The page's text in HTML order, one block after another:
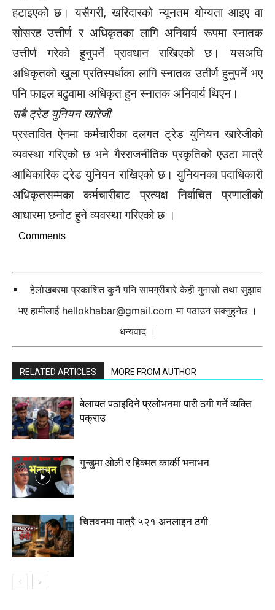
हटाइएको छ। यसैगरी, खरिदारको न्यूनतम योग्यता आइए वा
सोसरह उत्तीर्ण र अधिकृतका लागि अनिवार्य रूपमा स्नातक
उत्तीर्ण गरेको हुनुपर्ने प्रावधान राखिएको छ। यसअघि
अधिकृतको खुला प्रतिस्पर्धाका लागि स्नातक उतीर्ण हुनुपर्ने भए
पनि फाइल बढुवामा अधिकृत हुन स्नातक अनिवार्य थिएन।
सबै ट्रेड युनियन खारेजी
प्रस्तावित ऐनमा कर्मचारीका दलगत ट्रेड युनियन खारेजीको
व्यवस्था गरिएको छ भने गैरराजनीतिक प्रकृतिको एउटा मात्रै
आधिकारिक ट्रेड युनियन राखिएको छ। युनियनका पदाधिकारी
अधिकृतसम्मका कर्मचारीबाट प्रत्यक्ष निर्वाचित प्रणालीको
आधारमा छनोट हुने व्यवस्था गरिएको छ ।
Comments
हेलोखबरमा प्रकाशित कुनै पनि सामग्रीबारे केही गुनासो तथा सुझाव
भए हामीलाई hellokhabar@gmail.com मा पठाउन सक्नुहुनेछ ।
धन्यवाद ।
RELATED ARTICLES MORE FROM AUTHOR
बेलायत पठाइदिने प्रलाेभनमा पारी ठगी गर्ने व्यक्ति
पक्राउ
गुन्डुमा ओली र हिक्मत कार्की भनाभन
चितवनमा मात्रै ५२१ अनलाइन ठगी